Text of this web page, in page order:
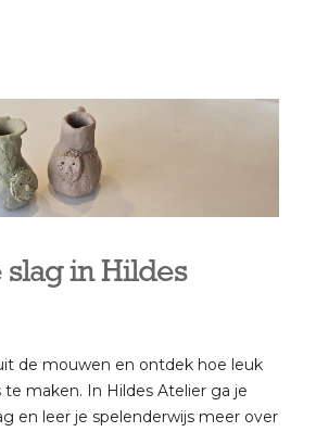
slag in Hildes
de mouwen en ontdek hoe leuk
maken. In Hildes Atelier ga je
en leer je spelenderwijs meer over